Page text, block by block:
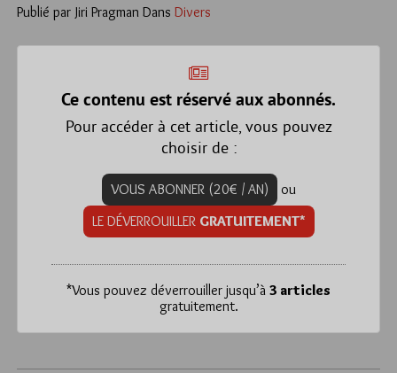
Publié par Jiri Pragman Dans Divers
Ce contenu est réservé aux abonnés.
Pour accéder à cet article, vous pouvez
choisir de :
VOUS ABONNER (20€ / AN)
ou
LE DÉVERROUILLER GRATUITEMENT*
*Vous pouvez déverrouiller jusqu’à 3 articles
gratuitement.